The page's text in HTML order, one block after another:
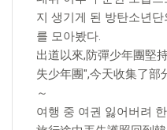
지 생기게 된 방탄소년
를 모아봤다.
出道以來,防彈少年團堅
失少年團",今天收集了部
～
여행 중 여권 잃어버려